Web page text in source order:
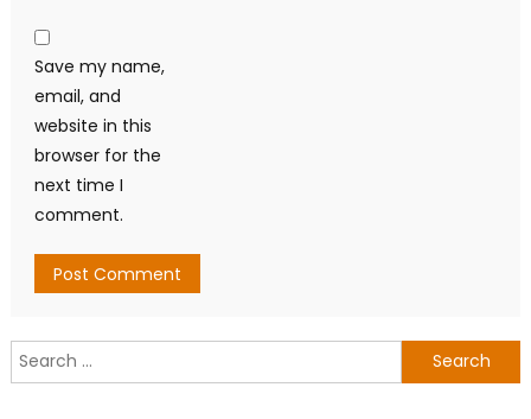
Save my name,
email, and
website in this
browser for the
next time I
comment.
Search
for: